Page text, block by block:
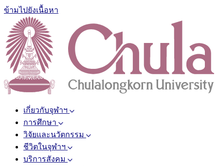
ข้ามไปยังเนื้อหา
เกี่ยวกับจุฬาฯ
การศึกษา
วิจัยและนวัตกรรม
ชีวิตในจุฬาฯ
บริการสังคม